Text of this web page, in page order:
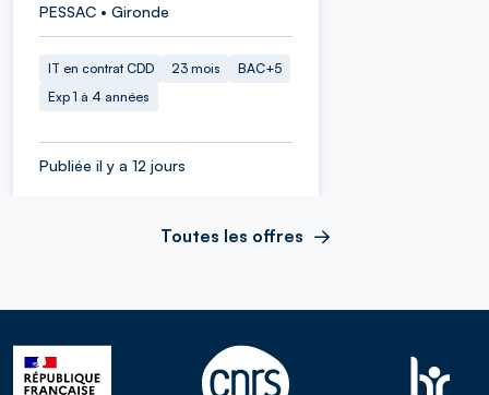
PESSAC • Gironde
IT en contrat CDD 23 mois
BAC+5
Exp 1 à 4 années
Publiée il y a 12 jours
Toutes les offres